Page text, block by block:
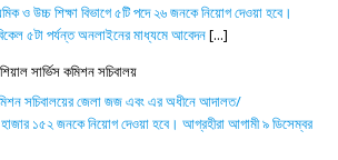
ও উচ্চ শিক্ষা বিভাগে ৫টি পদে ২৬ জনকে নিয়োগ দেওয়া হবে।
৫টা পর্যন্ত অনলাইনের মাধ্যমে আবেদন[...]
সার্ভিস কমিশন সচিবালয়
সচিবালয়ের জেলা জজ এবং এর অধীনে আদালত/
১৫২ জনকে নিয়োগ দেওয়া হবে। আগ্রহীরা আগামী ৯ ডিসেম্বর